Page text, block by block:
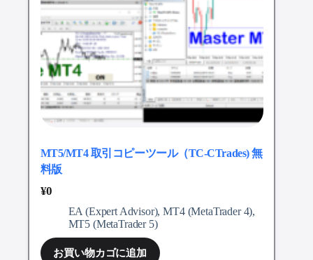
MT5/MT4 取引コピーツール（TC-CTrades) 無
料版
¥0
EA (Expert Advisor),MT4 (MetaTrader 4),
MT5 (MetaTrader 5)
お買い物カゴに追加